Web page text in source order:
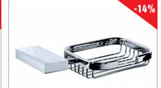
-14%